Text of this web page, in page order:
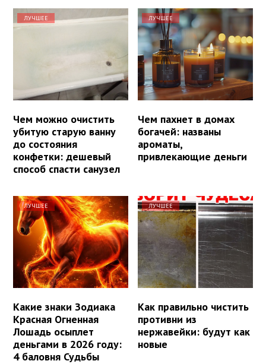
ЛУЧШЕЕ
Чем можно очистить
убитую старую ванну
до состояния
конфетки: дешевый
способ спасти санузел
ЛУЧШЕЕ
Чем пахнет в домах
богачей: названы
ароматы,
привлекающие деньги
ЛУЧШЕЕ
Какие знаки Зодиака
Красная Огненная
Лошадь осыплет
деньгами в 2026 году:
4 баловня Судьбы
ЛУЧШЕЕ
Как правильно чистить
противни из
нержавейки: будут как
новые